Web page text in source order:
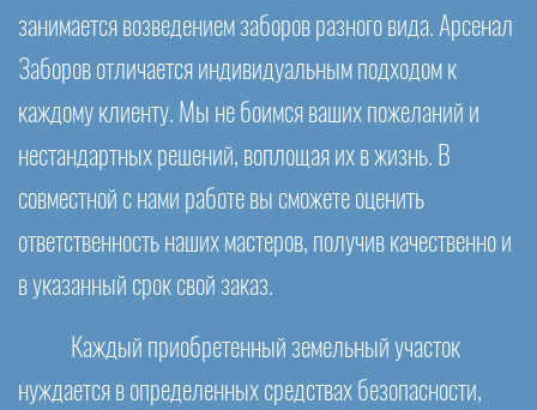
занимается возведением заборов разного вида. Арсенал
Заборов отличается индивидуальным подходом к
каждому клиенту. Мы не боимся ваших пожеланий и
нестандартных решений, воплощая их в жизнь. В
совместной с нами работе вы сможете оценить
ответственность наших мастеров, получив качественно и
в указанный срок свой заказ.
Каждый приобретенный земельный участок
нуждается в определенных средствах безопасности,